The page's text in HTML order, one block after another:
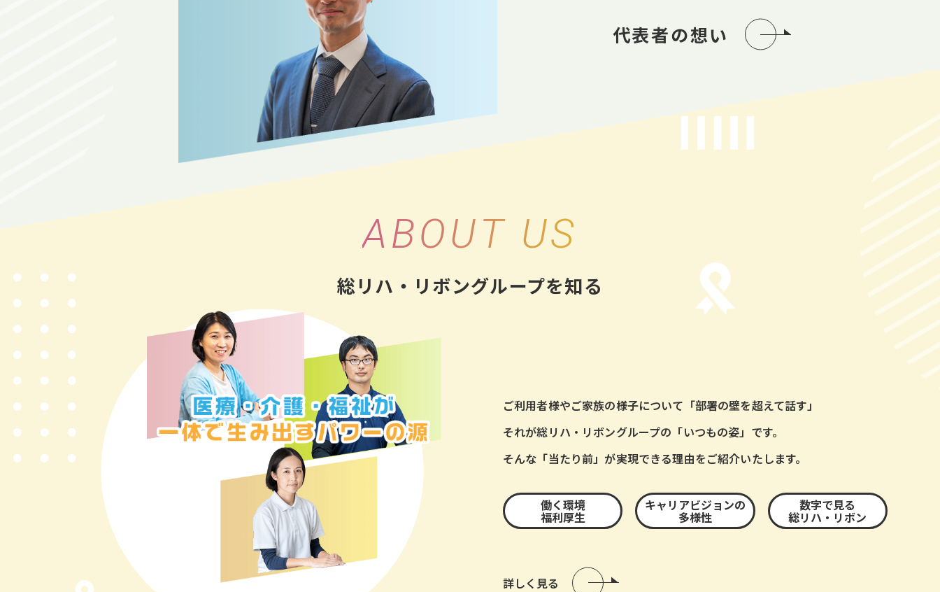
代表者の想い
ABOUT US
総リハ・リボングループを知る
ご利用者様やご家族の様子について「部署の壁を超えて話す」
それが総リハ・リボングループの「いつもの姿」です。
そんな「当たり前」が実現できる理由をご紹介いたします。
働く環境
福利厚生
キャリアビジョンの
多様性
数字で見る
総リハ・リボン
詳しく見る